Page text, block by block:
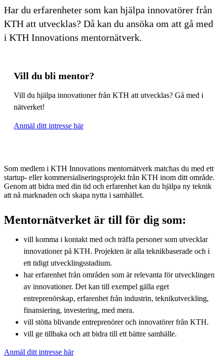
Har du erfarenheter som kan hjälpa innovatörer från
KTH att utvecklas? Då kan du ansöka om att gå med
i KTH Innovations mentornätverk.
Vill du bli mentor?
Vill du hjälpa innovationer från KTH att utvecklas? Gå med i
nätverket!
Anmäl ditt intresse här
Som medlem i KTH Innovations mentornätverk matchas du med ett
startup- eller kommersialiseringsprojekt från KTH inom ditt område.
Genom att bidra med din tid och erfarenhet kan du hjälpa ny teknik
att nå marknaden och skapa nytta i samhället.
Mentornätverket är till för dig som:
vill komma i kontakt med och träffa personer som utvecklar
innovationer på KTH. Projekten är alla teknikbaserade och i
ett tidigt utvecklingsstadium.
har erfarenhet från områden som är relevanta för utvecklingen
av innovationer. Det kan till exempel gälla eget
entreprenörskap, erfarenhet från industrin, teknikutveckling,
finansiering, investering, med mera.
vill stötta blivande entreprenörer och innovatörer från KTH.
vill ge tillbaka och att bidra till ett bättre samhälle.
Anmäl ditt intresse här